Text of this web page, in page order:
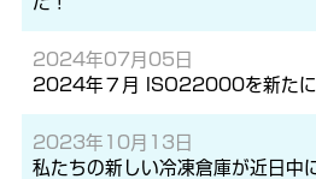
2024年07月05日
2024年７月 ISO22000を新たに
2023年10月13日
私たちの新しい冷凍倉庫が近日中